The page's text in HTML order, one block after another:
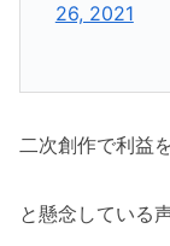
26, 2021
二次創作で利益
と懸念している